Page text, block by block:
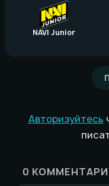
NAVI Junior
Авторизуйтесь
0